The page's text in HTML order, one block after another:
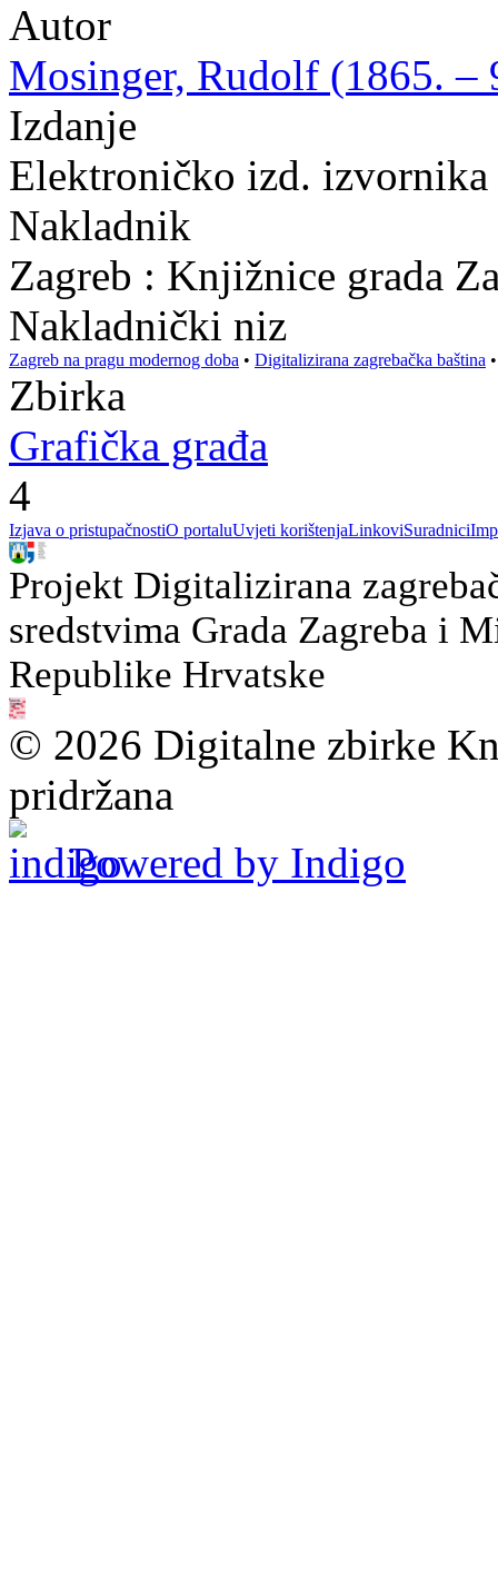
Autor
Mosinger, Rudolf (1865. –
Izdanje
Elektroničko izd. izvornika
Nakladnik
Zagreb : Knjižnice grada
Nakladnički niz
Zagreb na pragu modernog doba • Digitalizirana zagrebačka baština
Zbirka
Grafička građa
4
Izjava o pristupačnostiO portaluUvjeti korištenjaLinkoviSuradnici
Projekt Digitalizirana
sredstvima Grada Zagreba i
Republike Hrvatske
© 2026 Digitalne zbirke
pridržana
Powered by Indigo